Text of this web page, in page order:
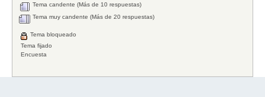
Tema candente (Más de 10 respuestas)
Tema muy candente (Más de 20 respuestas)
Tema bloqueado
Tema fijado
Encuesta